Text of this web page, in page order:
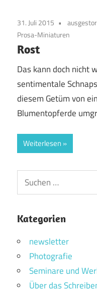
31. Juli 2015
Prosa-Miniaturen
Rost
Das kann doch nicht
sentimentale
diesem Getüm von
Blumentopferde
Weiterlesen
Suchen
nach:
Kategorien
newsletter
Photografie
Seminare und
Über das